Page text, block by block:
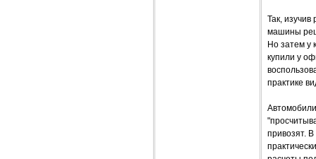
Так,
машины
Но затем у
купили у
практике
привозят.